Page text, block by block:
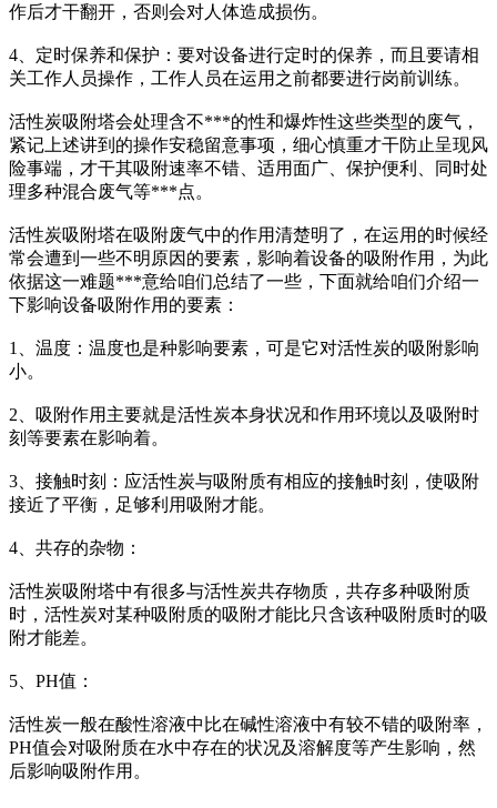
作后才干翻开，否则会对人体造成损伤。
4、定时保养和保护：要对设备进行定时的保养，而且要请相
关工作人员操作，工作人员在运用之前都要进行岗前训练。
活性炭吸附塔会处理含不***的性和爆炸性这些类型的废气，
紧记上述讲到的操作安稳留意事项，细心慎重才干防止呈现风
险事端，才干其吸附速率不错、适用面广、保护便利、同时处
理多种混合废气等***点。
活性炭吸附塔在吸附废气中的作用清楚明了，在运用的时候经
常会遭到一些不明原因的要素，影响着设备的吸附作用，为此
依据这一难题***意给咱们总结了一些，下面就给咱们介绍一
下影响设备吸附作用的要素：
1、温度：温度也是种影响要素，可是它对活性炭的吸附影响
小。
2、吸附作用主要就是活性炭本身状况和作用环境以及吸附时
刻等要素在影响着。
3、接触时刻：应活性炭与吸附质有相应的接触时刻，使吸附
接近了平衡，足够利用吸附才能。
4、共存的杂物：
活性炭吸附塔中有很多与活性炭共存物质，共存多种吸附质
时，活性炭对某种吸附质的吸附才能比只含该种吸附质时的吸
附才能差。
5、PH值：
活性炭一般在酸性溶液中比在碱性溶液中有较不错的吸附率，
PH值会对吸附质在水中存在的状况及溶解度等产生影响，然
后影响吸附作用。